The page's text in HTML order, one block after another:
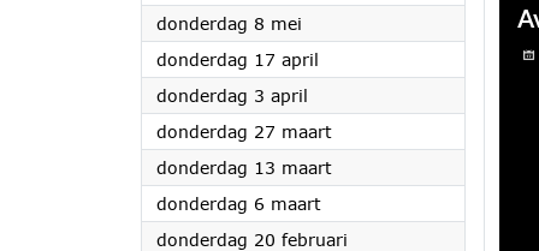
donderdag 8 mei
donderdag 17 april
donderdag 3 april
donderdag 27 maart2025
donderdag 13 maart2025
donderdag 6 maart2025
donderdag 20 februari